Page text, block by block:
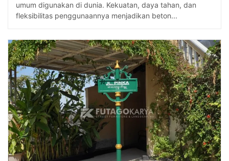
umum digunakan di dunia. Kekuatan, daya tahan, dan
fleksibilitas penggunaannya menjadikan beton...